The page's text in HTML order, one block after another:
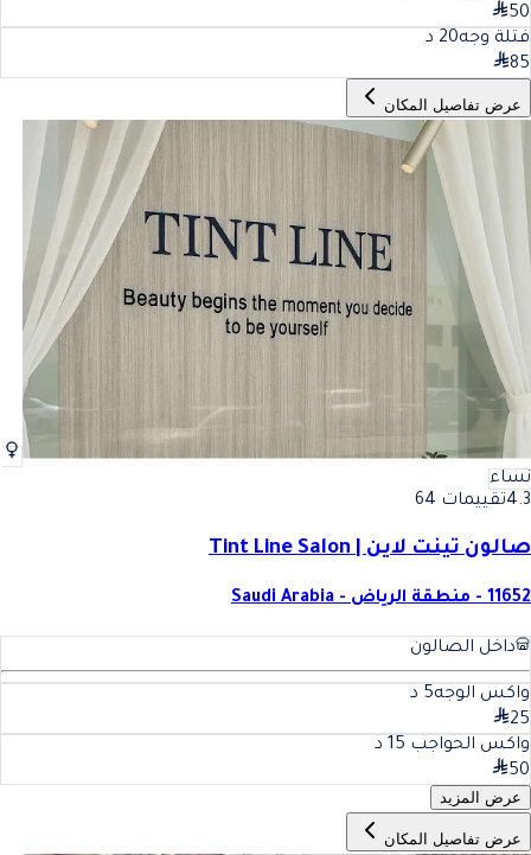
50
فتلة وجه20 د
85
عرض تفاصيل المكان
نساء
4.3تقييمات 64
صالون تينت لاين | Tint Line Salon
11652 - منطقة الرياض - Saudi Arabia
داخل الصالون
واكس الوجه5 د
25
واكس الحواجب 15 د
50
عرض المزيد
عرض تفاصيل المكان